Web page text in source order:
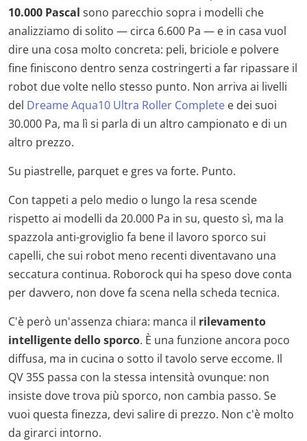
10.000 Pascal sono parecchio sopra i modelli che
analizziamo di solito — circa 6.600 Pa — e in casa vuol
dire una cosa molto concreta: peli, briciole e polvere
fine finiscono dentro senza costringerti a far ripassare il
robot due volte nello stesso punto. Non arriva ai livelli
del Dreame Aqua10 Ultra Roller Complete e dei suoi
30.000 Pa, ma lì si parla di un altro campionato e di un
altro prezzo.
Su piastrelle, parquet e gres va forte. Punto.
Con tappeti a pelo medio o lungo la resa scende
rispetto ai modelli da 20.000 Pa in su, questo sì, ma la
spazzola anti-groviglio fa bene il lavoro sporco sui
capelli, che sui robot meno recenti diventavano una
seccatura continua. Roborock qui ha speso dove conta
per davvero, non dove fa scena nella scheda tecnica.
C'è però un'assenza chiara: manca il rilevamento
intelligente dello sporco. È una funzione ancora poco
diffusa, ma in cucina o sotto il tavolo serve eccome. Il
QV 35S passa con la stessa intensità ovunque: non
insiste dove trova più sporco, non cambia passo. Se
vuoi questa finezza, devi salire di prezzo. Non c'è molto
da girarci intorno.